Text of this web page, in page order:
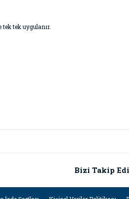
tek tek uygulanır.
Bizi Takip